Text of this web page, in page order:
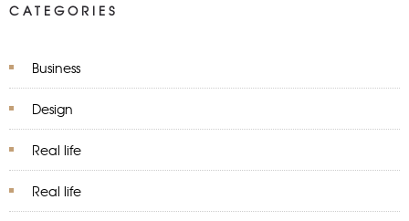
CATEGORIES
Business
Design
Real life
Real life